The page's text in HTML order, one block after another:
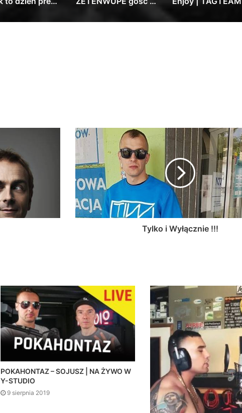
Tylko i Wyłącznie !!!
POKAHONTAZ – SOJUSZ | NA ŻYWO W
Y-STUDIO
9 sierpnia 2019